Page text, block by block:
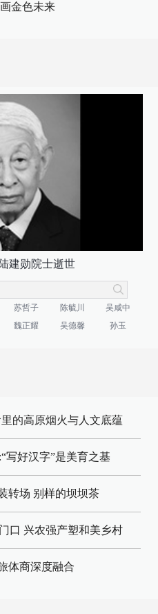
金色未来
建勋院士逝世
苏哲子 陈毓川
吴咸中
魏正耀 吴德馨 孙玉
的高原烟火与人文底蕴
写好汉字”是美育之基
转场 别样的坝坝茶
口 兴农强产塑和美乡村
体商深度融合